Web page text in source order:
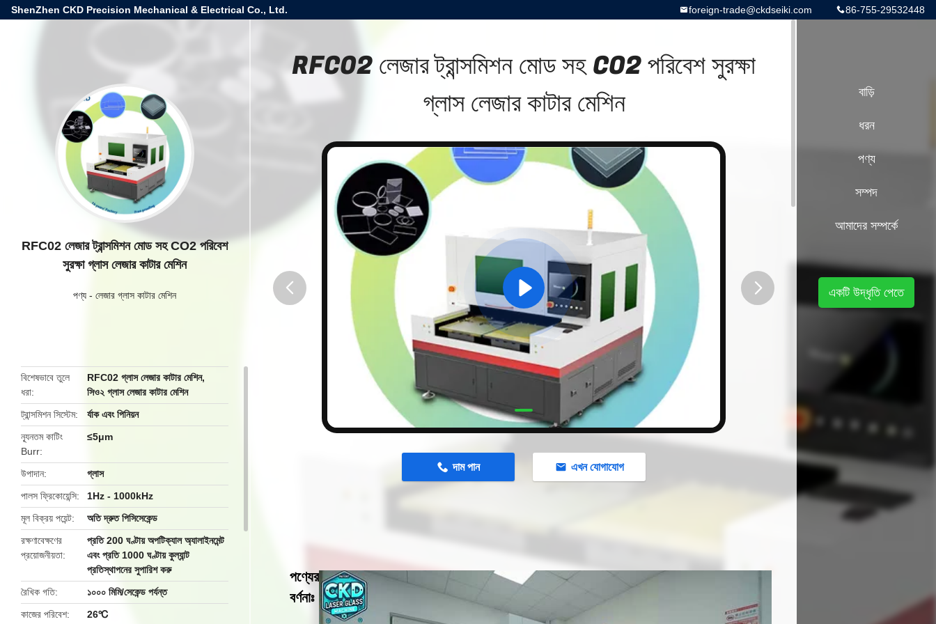
ShenZhen CKD Precision Mechanical & Electrical Co., Ltd. 86-755-29532448
foreign-trade@ckdseiki.com
RFC02 লেজার ট্রান্সমিশন মোড সহ CO2 পরিবেশ
সুরক্ষা গ্লাস লেজার কাটার মেশিন
পণ্য - লেজার গ্লাস কাটার মেশিন
বিশেষভাবে তুলে
ধরা
RFC02 গ্লাস লেজার কাটার মেশিন,
সিও২ গ্লাস লেজার কাটার মেশিন
ট্রান্সমিশন সিস্টেম
র্যাক এবং পিনিয়ন
ন্যূনতম কাটিং
Burr
≤5μm
উপাদান
গ্লাস
পালস ফ্রিকোয়েন্সি
1Hz - 1000kHz
মূল বিক্রয় পয়েন্ট
অতি দ্রুত পিসিসেকেন্ড
রক্ষণাবেক্ষণের
প্রয়োজনীয়তা
প্রতি 200 ঘণ্টায় অপটিক্যাল অ্যালাইনমেন্ট
এবং প্রতি 1000 ঘণ্টায় কুল্যান্ট
প্রতিস্থাপনের সুপারিশ করু
রৈখিক গতি
১০০০ মিমি/সেকেন্ড পর্যন্ত
কাজের পরিবেশ
26℃
RFC02 লেজার ট্রান্সমিশন মোড সহ CO2 পরিবেশ সুরক্ষা
গ্লাস লেজার কাটার মেশিন
দাম পান এখন যোগাযোগ
পণ্যের
বর্ণনাঃ
বাড়ি
ধরন
পণ্য
সম্পদ
আমাদের সম্পর্কে
একটি উদ্ধৃতি পেতে